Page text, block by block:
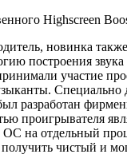
новинка
построения звука
участие
Специально
разработан
проигрывателя
ОС на отдельный
получить чистый и